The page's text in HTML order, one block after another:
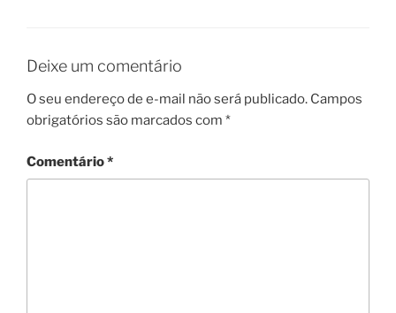
Deixe um comentário
O seu endereço de e-mail não será publicado. Campos
obrigatórios são marcados com *
Comentário*